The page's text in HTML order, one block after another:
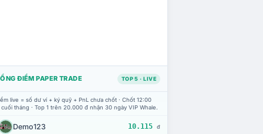
ĐIỂM PAPER TRADE TOP 5 · LIVE
live = số dư ví + ký quỹ + PnL chưa chốt · Chốt 12:00
tháng · Top 1 trên 20.000 đ nhận 30 ngày VIP Whale.
Demo123 10.115 đ